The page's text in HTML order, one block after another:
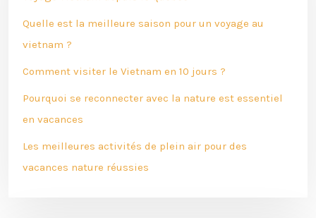
Quelle est la meilleure saison pour un voyage au
vietnam ?
Comment visiter le Vietnam en 10 jours ?
Pourquoi se reconnecter avec la nature est essentiel
en vacances
Les meilleures activités de plein air pour des
vacances nature réussies